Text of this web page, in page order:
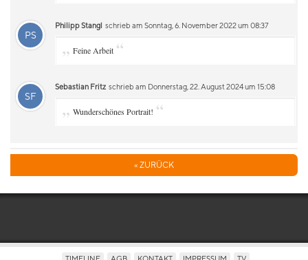
PS
Philipp Stangl schrieb am Sonntag, 6. November 2022 um 08:37
„ Feine Arbeit “
SF
Sebastian Fritz schrieb am Donnerstag, 22. August 2024 um 15:08
„ Wunderschönes Portrait! “
« ZURÜCK